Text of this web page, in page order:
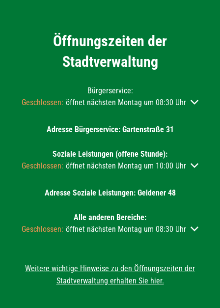
Öffnungszeiten der
Stadtverwaltung
Bürgerservice:
Klicken, um weitere Öffnungs- oder Schließzeiten
Geschlossen: öffnet nächsten Montag um 08:30 Uhr
Adresse Bürgerservice: Gartenstraße 31
Soziale Leistungen (offene Stunde):
Klicken, um weitere Öffnungs- oder Schließzeiten
Geschlossen: öffnet nächsten Montag um 10:00 Uhr
Adresse Soziale Leistungen: Geldener 48
Alle anderen Bereiche:
Klicken, um weitere Öffnungs- oder Schließzeiten
Geschlossen: öffnet nächsten Montag um 08:30 Uhr
Weitere wichtige Hinweise zu den Öffnungszeiten der
Stadtverwaltung erhalten Sie hier.